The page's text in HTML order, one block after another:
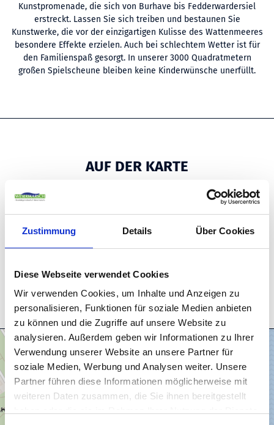
Zustimmung Details Über Cookies
Diese Webseite verwendet Cookies
Wir verwenden Cookies, um Inhalte und Anzeigen zu
personalisieren, Funktionen für soziale Medien anbieten
zu können und die Zugriffe auf unsere Website zu
analysieren. Außerdem geben wir Informationen zu Ihrer
Verwendung unserer Website an unsere Partner für
soziale Medien, Werbung und Analysen weiter. Unsere
Partner führen diese Informationen möglicherweise mit
weiteren Daten zusammen, die Sie ihnen bereitgestellt
Kunstpromenade, die sich von Burhave bis Fedderwardersiel
erstreckt. Lassen Sie sich treiben und bestaunen Sie
Kunstwerke, die vor der einzigartigen Kulisse des Wattenmeeres
besondere Effekte erzielen. Auch bei schlechtem Wetter ist für
den Familienspaß gesorgt. In unserer 3000 Quadratmetern
großen Spielscheune bleiben keine Kinderwünsche unerfüllt.
AUF DER KARTE
Nordseebad Burhave
26969 Butjadingen - Burhave
Deutschland
04733/929340
E-Mail:kontakt@butjadingen.de
Anreise planen